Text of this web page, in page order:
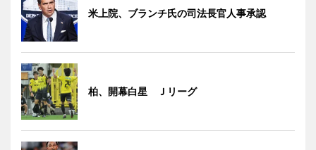
米上院、ブランチ氏の司法長官人事承認
柏、開幕白星 Ｊリーグ